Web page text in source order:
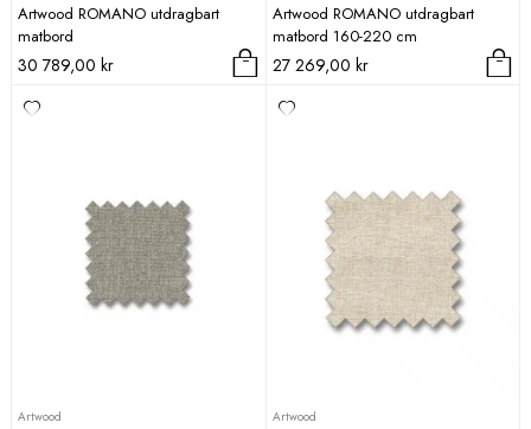
Artwood ROMANO utdragbart
matbord
30 789,00 kr
Artwood ROMANO utdragbart
matbord 160-220 cm
27 269,00 kr
Artwood Artwood